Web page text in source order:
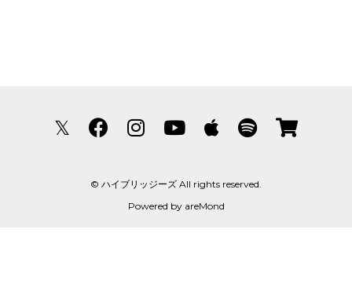
𝕏
© ハイブリッジーズ All rights reserved.
Powered by areMond